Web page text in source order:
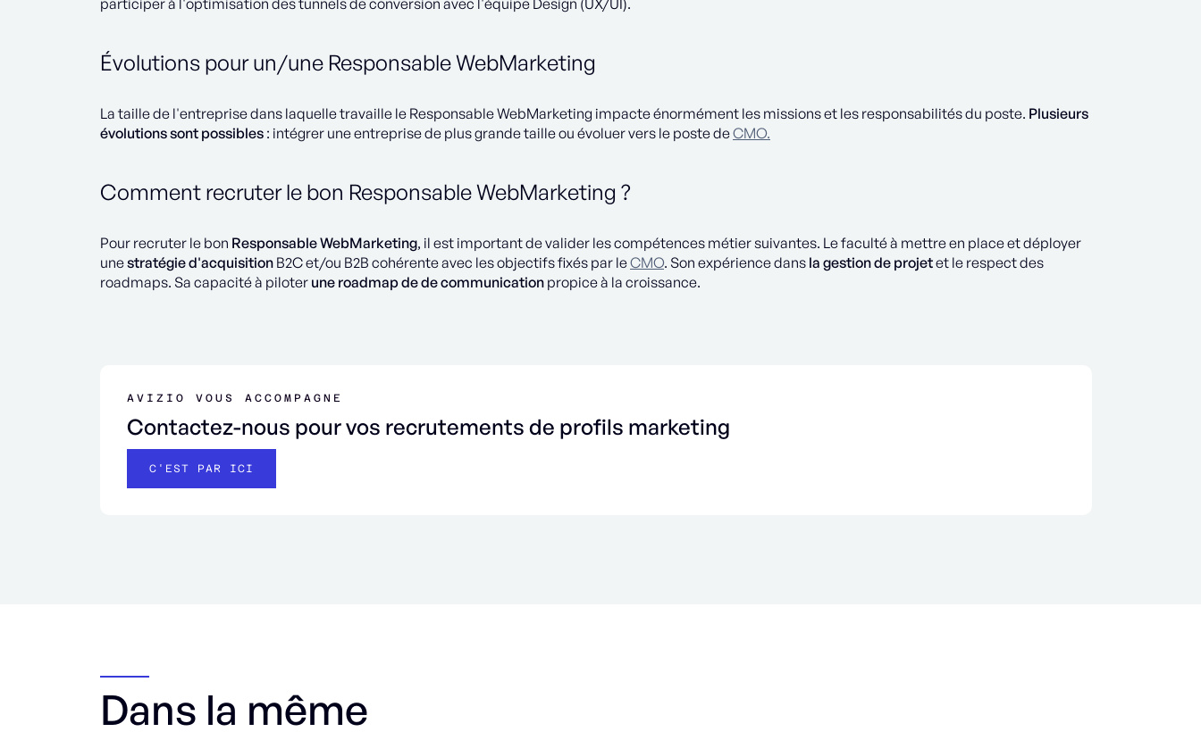
Évolutions pour un/une Responsable WebMarketing
La taille de l'entreprise dans laquelle travaille le Responsable WebMarketing impacte énormément les missions et les responsabilités du poste. Plusieurs
évolutions sont possibles : intégrer une entreprise de plus grande taille ou évoluer vers le poste deCMO.
Comment recruter le bon Responsable WebMarketing ?
Pour recruter le bon Responsable WebMarketing, il est important de valider les compétences métier suivantes. Le faculté à mettre en place et déployer
unestratégie d'acquisition B2C et/ou B2B cohérente avec les objectifs fixés par leCMO. Son expérience dans la gestion de projetet le respect des
roadmaps. Sa capacité à piloter une roadmap de de communication propice à la croissance.
AVIZIO VOUS ACCOMPAGNE
Contactez-nous pour vos recrutements de profils marketing
C'EST PAR ICI
Dans la même